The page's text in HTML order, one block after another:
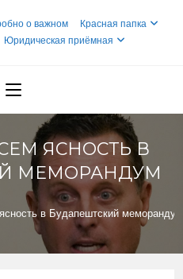
о важном
Красная папка
Юридическая приёмная
ЯСНОСТЬ В
МЕМОРАНДУМ
в Будапештский меморандум